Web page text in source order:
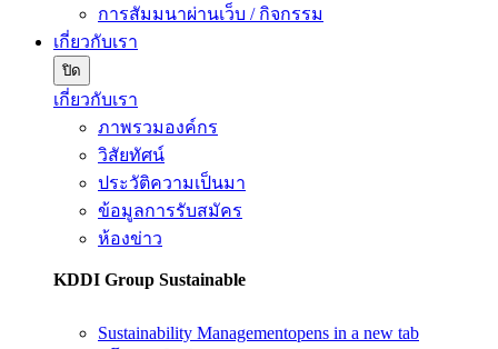
การสัมมนาผ่านเว็บ / กิจกรรม
เกี่ยวกับเรา
ปิด
เกี่ยวกับเรา
ภาพรวมองค์กร
วิสัยทัศน์
ประวัติความเป็นมา
ข้อมูลการรับสมัคร
ห้องข่าว
KDDI Group Sustainable
Sustainability Managementopens in a new tab